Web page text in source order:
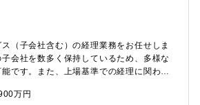
す【職場環境・社風】管理部門は約9割が
業している社員も多く、腰を据えて働き
と面談を行いましたが、現場理解が深
な雰囲気でした 【本ポジションの魅力】
譲戸建市場シェア3割超の安定基盤東証プ
（子会社含む）の経理業務をお任せしま
会社を数多く保持しているため、多様な
です。また、上場基準での経理に関わり
出納 ■経費精算、支払請求書チェック■単
万円